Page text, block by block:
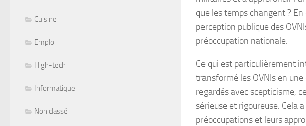
que les temps changent ?
perception publique des
préoccupation nationale.
Ce qui est particulièrement
transformé les OVNIs en
regardés avec scepticisme,
sérieuse et rigoureuse. Cela
préoccupations et leurs
Cuisine
Emploi
High-tech
Informatique
Non classé